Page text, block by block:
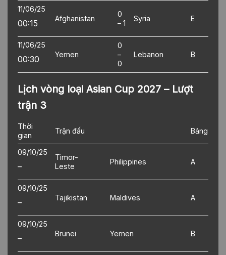
11/06/25
00:15 Afghanistan
0
– 1
Syria E
11/06/25
00:30 Yemen
0
–
0
Lebanon B
Lịch vòng loại Asian Cup 2027 – Lượt
trận 3
Thời
gian
Trận đấu Bảng
09/10/25
–
Timor-
Leste
Philippines A
09/10/25
– Tajikistan Maldives A
09/10/25
– Brunei Yemen B